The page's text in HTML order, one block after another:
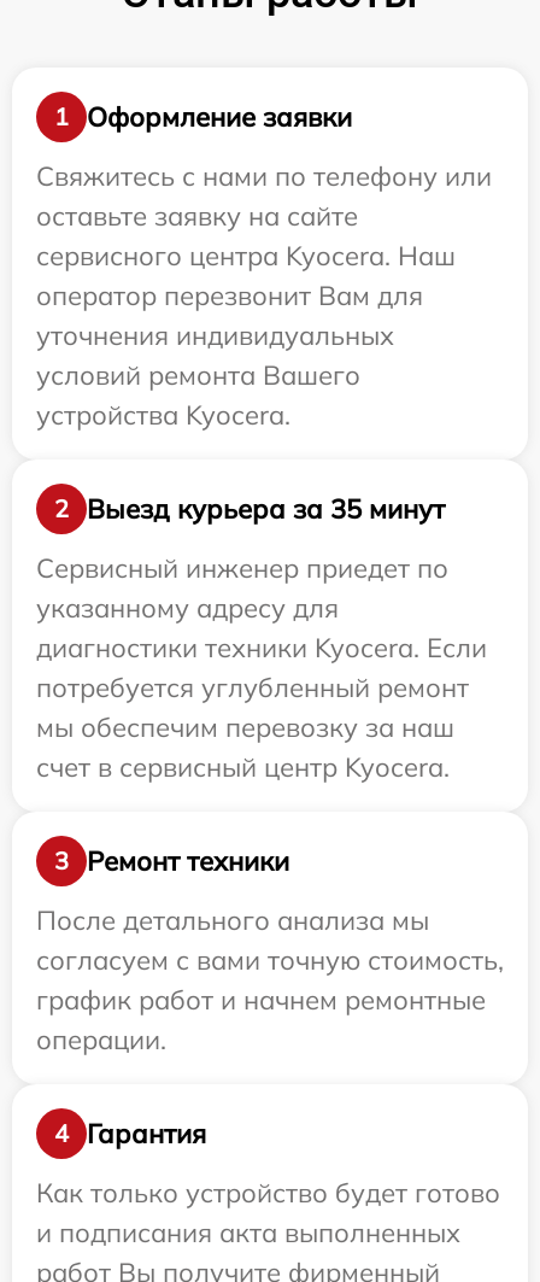
1
Оформление заявки
Свяжитесь с нами по телефону или
оставьте заявку на сайте
сервисного центра Kyocera. Наш
оператор перезвонит Вам для
уточнения индивидуальных
условий ремонта Вашего
устройства Kyocera.
2
Выезд курьера за 35 минут
Сервисный инженер приедет по
указанному адресу для
диагностики техники Kyocera. Если
потребуется углубленный ремонт
мы обеспечим перевозку за наш
счет в сервисный центр Kyocera.
3
Ремонт техники
После детального анализа мы
согласуем с вами точную стоимость,
график работ и начнем ремонтные
операции.
4
Гарантия
Как только устройство будет готово
и подписания акта выполненных
работ Вы получите фирменный